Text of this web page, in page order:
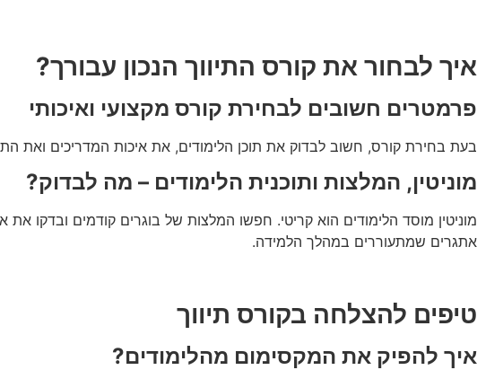
איך לבחור את קורס התיווך הנכון עבורך?
פרמטרים חשובים לבחירת קורס מקצועי ואיכותי
בעת בחירת קורס, חשוב לבדוק את תוכן הלימודים, את איכות המדריכים ואת
מוניטין, המלצות ותוכנית הלימודים – מה לבדוק?
מוניטין מוסד הלימודים הוא קריטי. חפשו המלצות של בוגרים קודמים ובדקו
אתגרים שמתעוררים במהלך הלמידה.
טיפים להצלחה בקורס תיווך
איך להפיק את המקסימום מהלימודים?